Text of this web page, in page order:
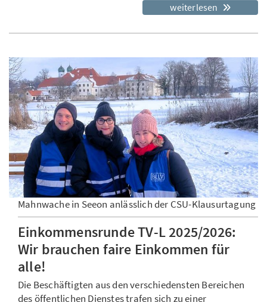
weiterlesen
Mahnwache in Seeon anlässlich der CSU-Klausurtagung
Einkommensrunde TV-L 2025/2026:
Wir brauchen faire Einkommen für
alle!
Die Beschäftigten aus den verschiedensten Bereichen
des öffentlichen Dienstes trafen sich zu einer